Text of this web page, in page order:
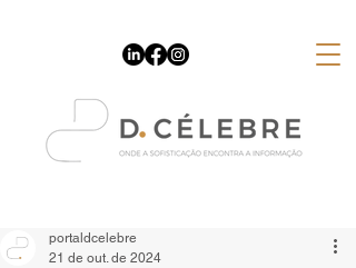
portaldcelebre
21 de out. de 2024